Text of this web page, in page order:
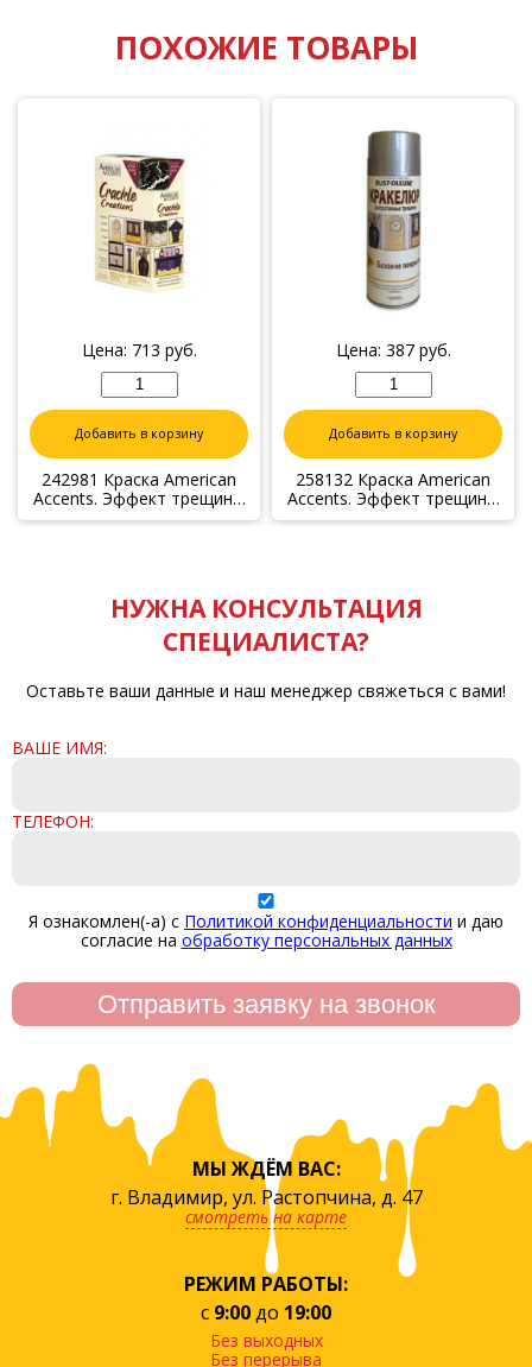
ПОХОЖИЕ ТОВАРЫ
Цена: 713 руб.
Добавить в корзину
242981 Краска American
Accents. Эффект трещины
(Черный на золоте) 2
Цена: 387руб.
Добавить в корзину
258132 Краска American
Accents. Эффект трещины
(базовое покрытие
НУЖНА КОНСУЛЬТАЦИЯ
СПЕЦИАЛИСТА?
Оставьте ваши данные и наш менеджер свяжеться с вами!
ВАШЕ ИМЯ:
ТЕЛЕФОН:
Я ознакомлен(-а) с Политикой конфиденциальности и даю
согласие на обработку персональных данных
МЫ ЖДЁМ ВАС:
г. Владимир, ул. Растопчина, д. 47
смотреть на карте
РЕЖИМ РАБОТЫ:
с 9:00до 19:00
Без выходных
Без перерыва